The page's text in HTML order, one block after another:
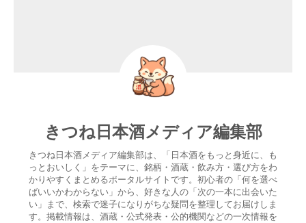
きつね日本酒メディア編集部
きつね日本酒メディア編集部は、「日本酒をもっと身近に、も
っとおいしく」をテーマに、銘柄・酒蔵・飲み方・選び方をわ
かりやすくまとめるポータルサイトです。初心者の「何を選べ
ばいいかわからない」から、好きな人の「次の一本に出会いた
い」まで、検索で迷子になりがちな疑問を整理してお届けしま
す。掲載情報は、酒蔵・公式発表・公的機関などの一次情報を